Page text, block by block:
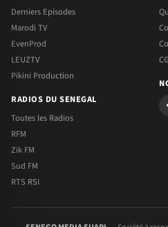
Derniers Episodes
Marodi TV
EvenProd
LEUZTV
Pikini Production
RADIOS DU SENEGAL
Toutes les Radios
RFM
Zik FM
Sud FM
RTS RSI